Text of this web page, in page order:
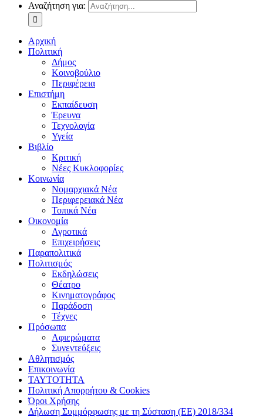
Αναζήτηση για:
Αρχική
Πολιτική
Δήμος
Κοινοβούλιο
Περιφέρεια
Επιστήμη
Εκπαίδευση
Έρευνα
Τεχνολογία
Υγεία
Βιβλίο
Κριτική
Νέες Κυκλοφορίες
Κοινωνία
Νομαρχιακά Νέα
Περιφερειακά Νέα
Τοπικά Νέα
Οικονομία
Αγροτικά
Επιχειρήσεις
Παραπολιτικά
Πολιτισμός
Εκδηλώσεις
Θέατρο
Κινηματογράφος
Παράδοση
Τέχνες
Πρόσωπα
Αφιερώματα
Συνεντεύξεις
Αθλητισμός
Επικοινωνία
ΤΑΥΤΟΤΗΤΑ
Πολιτική Απορρήτου & Cookies
Όροι Χρήσης
Δήλωση Συμμόρφωσης με τη Σύσταση (ΕΕ) 2018/334